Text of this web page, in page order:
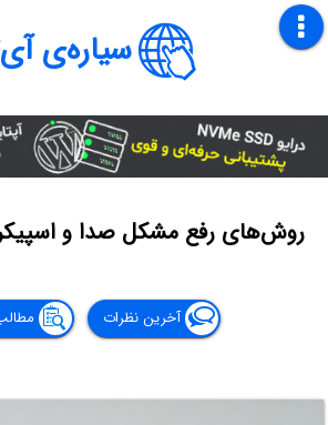
سیاره‌ی
روش‌های رفع مشکل صدا و
آخرین نظرات